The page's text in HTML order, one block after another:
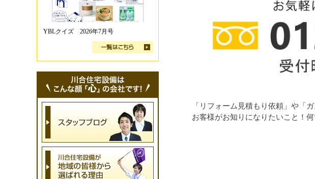
「リフォーム見積もり依頼」や「
お客様がお知りになりたいこと！
YBLクイズ 2026年7月号